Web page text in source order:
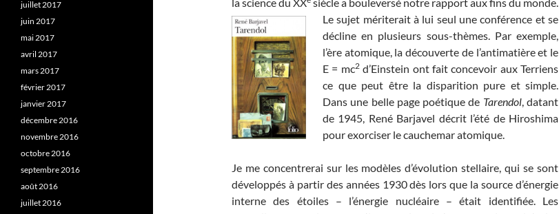
Le sujet mériterait à lui seul une conférence et se
décline en plusieurs sous-thèmes. Par exemple,
l’ère atomique, la découverte de l’antimatière et le
E = mc2d’Einstein ont fait concevoir aux Terriens
ce que peut être la disparition pure et simple.
Dans une belle page poétique de Tarendol, datant
de 1945, René Barjavel décrit l’été de Hiroshima
pour exorciser le cauchemar atomique.
Je me concentrerai sur les modèles d’évolution stellaire, qui se sont
développés à partir des années 1930 dès lors que la source d’énergie
interne des étoiles – l’énergie nucléaire – était identifiée. Les
juillet 2017
juin 2017
mai 2017
avril 2017
mars 2017
février 2017
janvier 2017
décembre 2016
novembre 2016
octobre 2016
septembre 2016
août 2016
juillet 2016